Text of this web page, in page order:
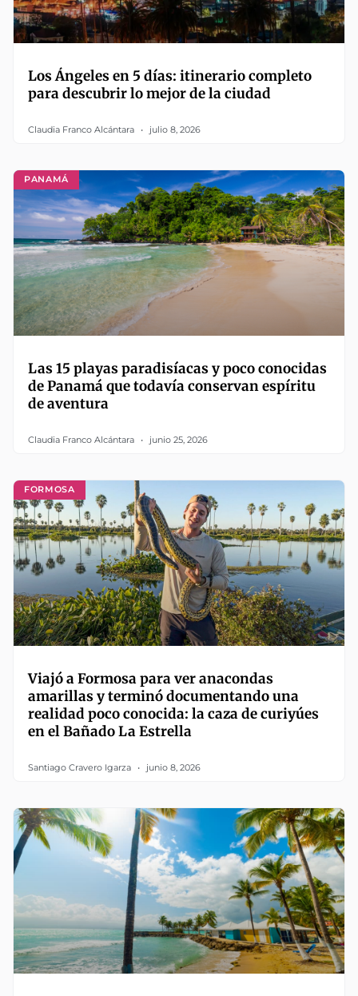
Los Ángeles en 5 días: itinerario completo
para descubrir lo mejor de la ciudad
Claudia Franco Alcántara julio 8, 2026
PANAMÁ
Las 15 playas paradisíacas y poco conocidas
de Panamá que todavía conservan espíritu
de aventura
Claudia Franco Alcántara junio 25, 2026
FORMOSA
Viajó a Formosa para ver anacondas
amarillas y terminó documentando una
realidad poco conocida: la caza de curiyúes
en el Bañado La Estrella
Santiago Cravero Igarza junio 8, 2026